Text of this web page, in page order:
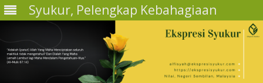
Syukur, Pelengkap Kebahagiaan